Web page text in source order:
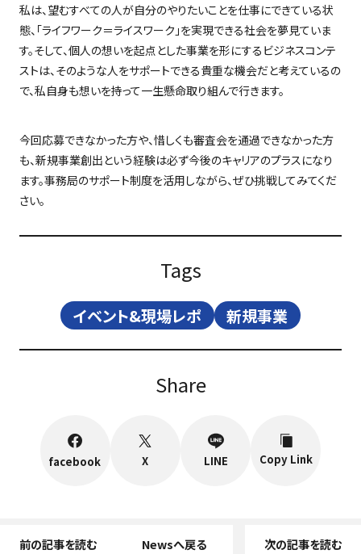
私は、望むすべての人が自分のやりたいことを仕事にできている状
態、「ライフワーク＝ライスワーク」を実現できる社会を夢見ていま
す。そして、個人の想いを起点とした事業を形にするビジネスコンテ
ストは、そのような人をサポートできる貴重な機会だと考えているの
で、私自身も想いを持って一生懸命取り組んで行きます。
今回応募できなかった方や、惜しくも審査会を通過できなかった方
も、新規事業創出という経験は必ず今後のキャリアのプラスになり
ます。事務局のサポート制度を活用しながら、ぜひ挑戦してみてくだ
さい。
Tags
イベント&現場レポ 新規事業
Share
facebook X LINE Copy Link
前の記事を読む Newsへ戻る 次の記事を読む